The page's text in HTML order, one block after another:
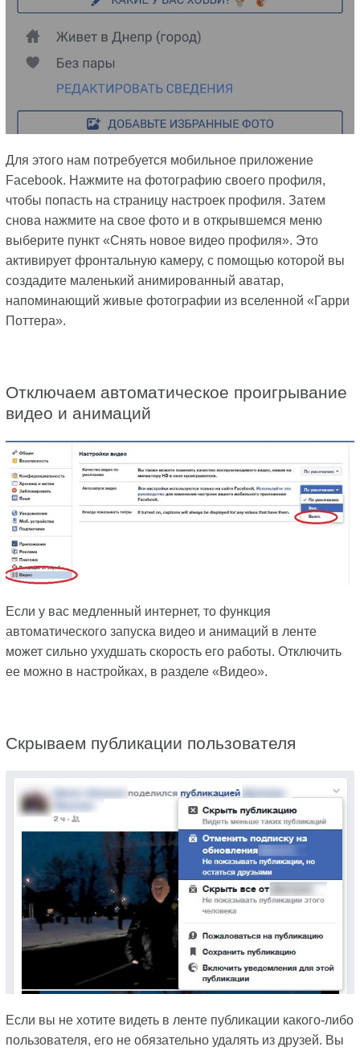
Для этого нам потребуется мобильное приложение
Facebook. Нажмите на фотографию своего профиля,
чтобы попасть на страницу настроек профиля. Затем
снова нажмите на свое фото и в открывшемся меню
выберите пункт «Снять новое видео профиля». Это
активирует фронтальную камеру, с помощью которой вы
создадите маленький анимированный аватар,
напоминающий живые фотографии из вселенной «Гарри
Поттера».
Отключаем автоматическое проигрывание
видео и анимаций
Если у вас медленный интернет, то функция
автоматического запуска видео и анимаций в ленте
может сильно ухудшать скорость его работы. Отключить
ее можно в настройках, в разделе «Видео».
Скрываем публикации пользователя
Если вы не хотите видеть в ленте публикации какого-либо
пользователя, его не обязательно удалять из друзей. Вы